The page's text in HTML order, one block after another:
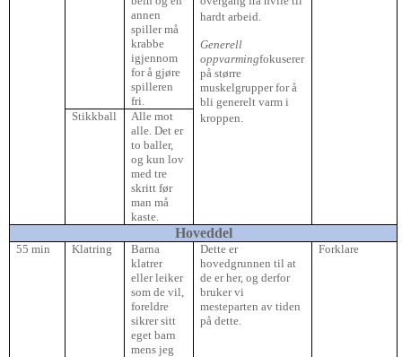
annen
spiller må
krabbe
igjennom
for å gjøre
spilleren
fri.
hardt arbeid.
Generell
oppvarmingfokuserer
på større
muskelgrupper for å
bli generelt varm i
kroppen.
Stikkball
Alle mot
alle. Det er
to baller,
og kun lov
med tre
skritt før
man må
kaste.
Hoveddel
55 min Klatring
Barna
klatrer
eller leiker
som de vil,
foreldre
sikrer sitt
eget barn
mens jeg
Dette er
hovedgrunnen til at
de er her, og derfor
bruker vi
mesteparten av tiden
på dette.
Forklare